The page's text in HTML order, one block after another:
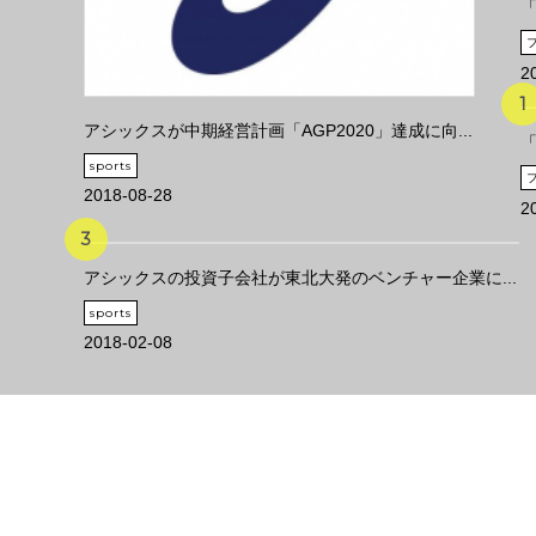
アシックスが中期経営計画「AGP2020」達成に向...
sports
2018-08-28
アシックスの投資子会社が東北大発のベンチャー企業に...
sports
2018-02-08